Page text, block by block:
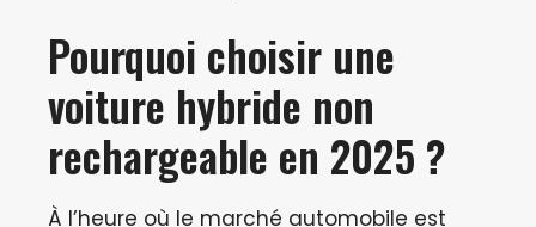
Pourquoi choisir une
voiture hybride non
rechargeable en 2025 ?
À l’heure où le marché automobile est